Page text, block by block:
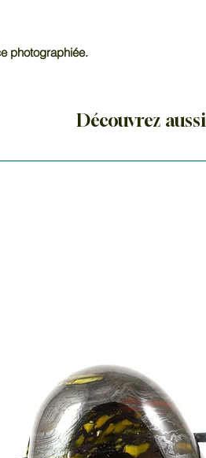
photographiée.
Découvrez aussi